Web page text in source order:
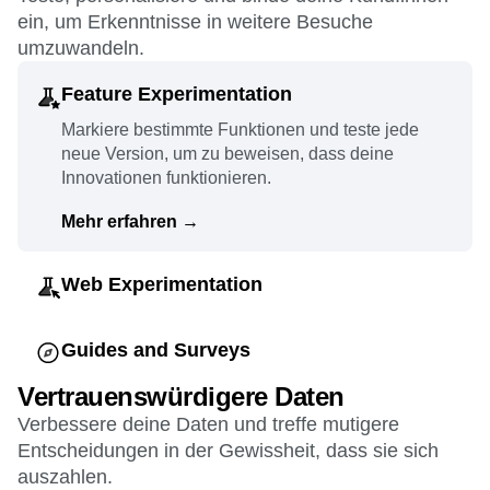
Mehr erfahren→
ein, um Erkenntnisse in weitere Besuche
umzuwandeln.
Feature Experimentation
Markiere bestimmte Funktionen und teste jede
neue Version, um zu beweisen, dass deine
Innovationen funktionieren.
Mehr erfahren →
Web Experimentation
bereit, die so einfach einzurichten wie
Mehr erfahren→
Guides and Surveys
Passe die In-App-Kommunikation an, um den
Nutzer:innen zu zeigen, was sie verpassen, und
erhalte schnell ihr Feedback.
Mehr erfahren
Vertrauenswürdigere Daten
Verbessere deine Daten und treffe mutigere
Entscheidungen in der Gewissheit, dass sie sich
auszahlen.